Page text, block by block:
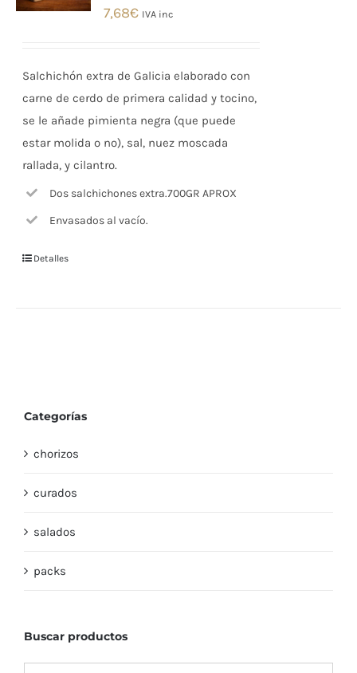
7,68€ IVA inc
Salchichón extra de Galicia elaborado con
carne de cerdo de primera calidad y tocino,
se le añade pimienta negra (que puede
estar molida o no), sal, nuez moscada
rallada, y cilantro.
Dos salchichones extra.700GR APROX
Envasados al vacío.
Detalles
Categorías
chorizos
curados
salados
packs
Buscar productos